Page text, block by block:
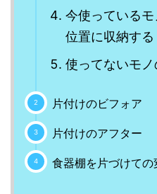
今使っている
位置に収納する
使ってないモノ
片付けのビフォア
片付けのアフター
食器棚を片づけての